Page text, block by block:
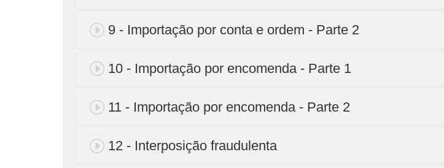
9 - Importação por conta e ordem - Parte 2
10 - Importação por encomenda - Parte 1
11 - Importação por encomenda - Parte 2
12 - Interposição fraudulenta